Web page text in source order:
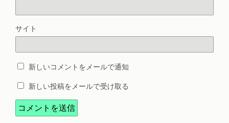
サイト
新しいコメントをメールで通知
新しい投稿をメールで受け取る